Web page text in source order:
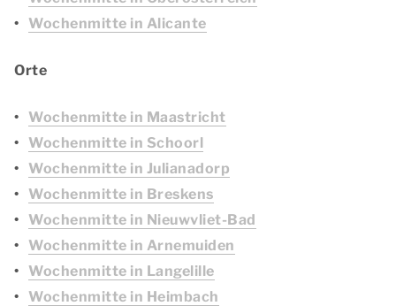
Wochenmitte in Alicante
Orte
Wochenmitte in Maastricht
Wochenmitte in Schoorl
Wochenmitte in Julianadorp
Wochenmitte in Breskens
Wochenmitte in Nieuwvliet-Bad
Wochenmitte in Arnemuiden
Wochenmitte in Langelille
Wochenmitte in Heimbach